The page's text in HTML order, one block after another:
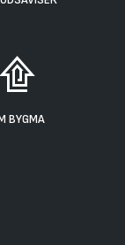
BYGMA